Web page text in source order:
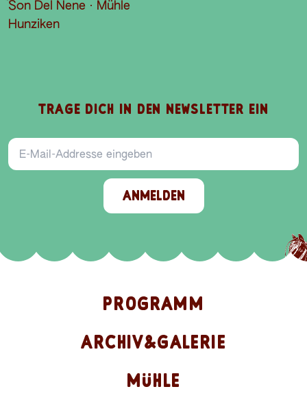
TRAGE DICH IN DEN NEWSLETTER EIN
E-Mail-Addresse
ANMELDEN
PROGRAMM
ARCHIV&GALERIE
MÜHLE